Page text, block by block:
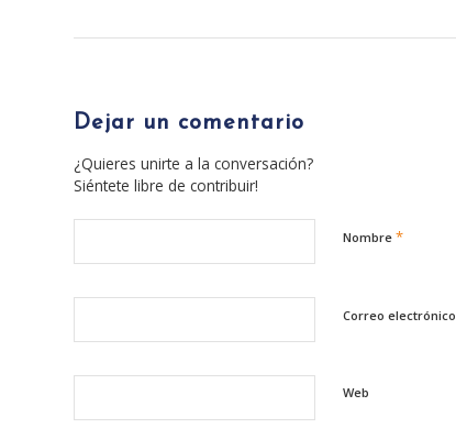
Dejar un comentario
¿Quieres unirte a la conversación?
Siéntete libre de contribuir!
Nombre *
Correo electrónico
Web